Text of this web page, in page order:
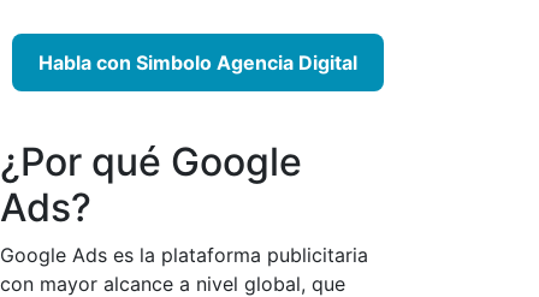
Habla con Simbolo Agencia Digital
¿Por qué Google
Ads?
Google Ads es la plataforma publicitaria
con mayor alcance a nivel global, que